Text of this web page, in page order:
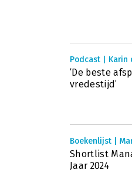
Podcast | Karin
‘De beste
vredestijd’
Boekenlijst |
Shortlist
Jaar 2024